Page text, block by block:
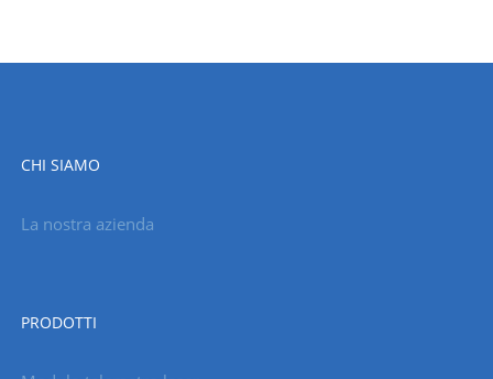
CHI SIAMO
La nostra azienda
PRODOTTI